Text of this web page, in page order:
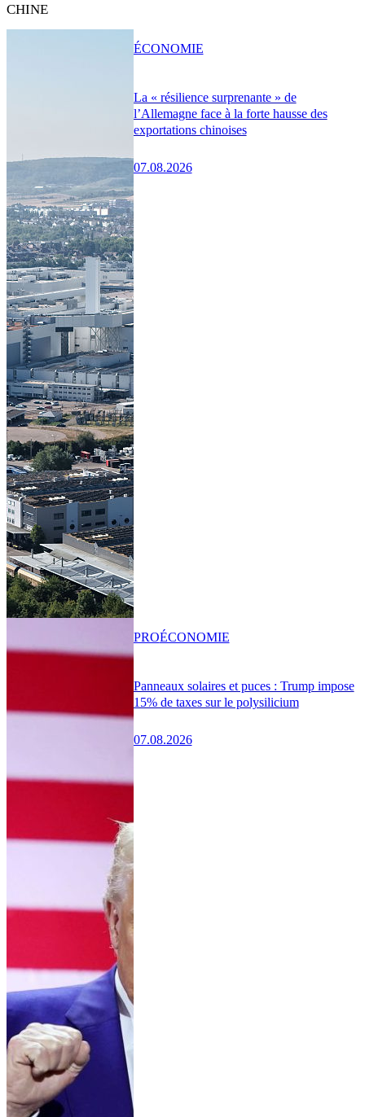
CHINE
La « résilience surprenante » de
l’Allemagne face à la forte hausse des
exportations chinoises
07.08.2026
ÉCONOMIE
Panneaux solaires et puces : Trump impose
15% de taxes sur le polysilicium
07.08.2026
PROÉCONOMIE